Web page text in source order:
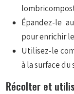
Épandez-le
pour enrichir
Utilisez-le
à la surface
Récolter et